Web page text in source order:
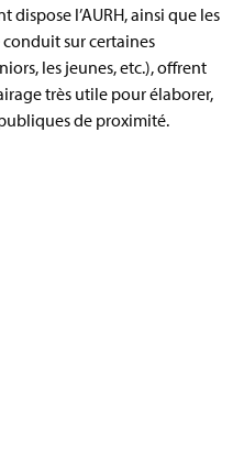
dispose l’AURH, ainsi que les
conduit sur certaines
les jeunes, etc.), offrent
très utile pour élaborer,
de proximité.